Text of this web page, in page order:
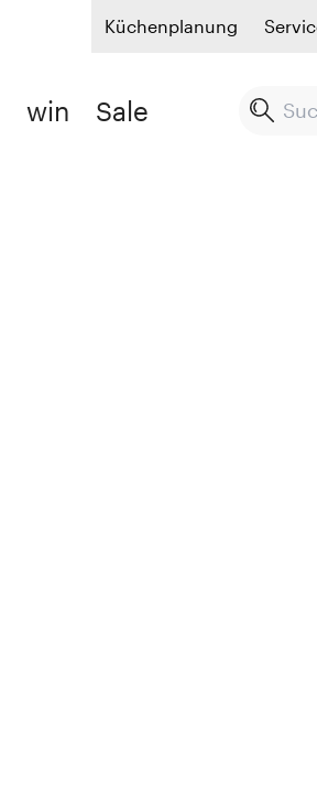
Küchenplanung
win Sale